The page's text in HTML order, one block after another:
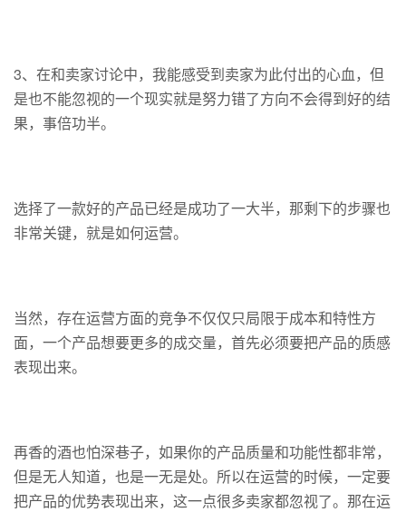
3、在和卖家讨论中，我能感受到卖家为此付出的心血，但
是也不能忽视的一个现实就是努力错了方向不会得到好的结
果，事倍功半。
选择了一款好的产品已经是成功了一大半，那剩下的步骤也
非常关键，就是如何运营。
当然，存在运营方面的竞争不仅仅只局限于成本和特性方
面，一个产品想要更多的成交量，首先必须要把产品的质感
表现出来。
再香的酒也怕深巷子，如果你的产品质量和功能性都非常，
但是无人知道，也是一无是处。所以在运营的时候，一定要
把产品的优势表现出来，这一点很多卖家都忽视了。那在运